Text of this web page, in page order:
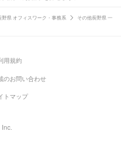
野県 オフィスワーク・事務系
その他長野県 一
用規約
のお問い合わせ
トマップ